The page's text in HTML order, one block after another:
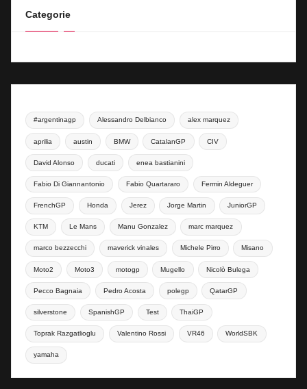
Categorie
#argentinagp Alessandro Delbianco alex marquez
aprilia austin BMW CatalanGP CIV
David Alonso ducati enea bastianini
Fabio Di Giannantonio Fabio Quartararo Fermin Aldeguer
FrenchGP Honda Jerez Jorge Martin JuniorGP
KTM Le Mans Manu Gonzalez marc marquez
marco bezzecchi maverick vinales Michele Pirro Misano
Moto2 Moto3 motogp Mugello Nicolò Bulega
Pecco Bagnaia Pedro Acosta polegp QatarGP
silverstone SpanishGP Test ThaiGP
Toprak Razgatlioglu Valentino Rossi VR46 WorldSBK
yamaha